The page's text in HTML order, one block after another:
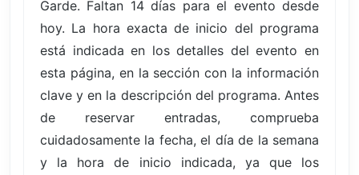
Garde. Faltan 14 días para el evento desde
hoy. La hora exacta de inicio del programa
está indicada en los detalles del evento en
esta página, en la sección con la información
clave y en la descripción del programa. Antes
de reservar entradas, comprueba
cuidadosamente la fecha, el día de la semana
y la hora de inicio indicada, ya que los